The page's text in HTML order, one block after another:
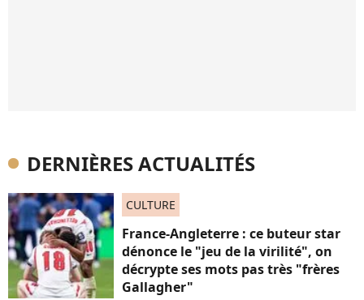
DERNIÈRES ACTUALITÉS
CULTURE
France-Angleterre : ce buteur star
dénonce le "jeu de la virilité", on
décrypte ses mots pas très "frères
Gallagher"